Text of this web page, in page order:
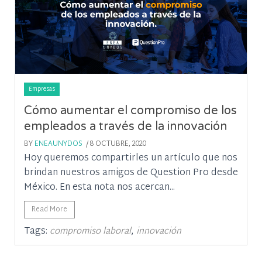
Empresas
Cómo aumentar el compromiso de los
empleados a través de la innovación
BYENEAUNYDOS / 8 OCTUBRE, 2020
Hoy queremos compartirles un artículo que nos
brindan nuestros amigos de Question Pro desde
México. En esta nota nos acercan...
Read More
Tags: compromiso laboral, innovación